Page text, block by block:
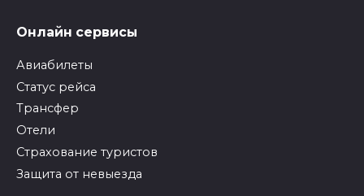
Онлайн сервисы
Авиабилеты
Статус рейса
Трансфер
Отели
Страхование туристов
Защита от невыезда